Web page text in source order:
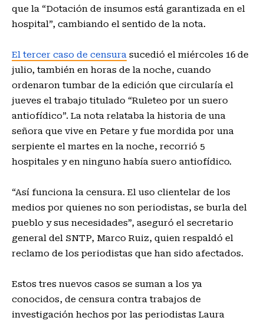
que la “Dotación de insumos está garantizada en el
hospital”, cambiando el sentido de la nota.
El tercer caso de censura sucedió el miércoles 16 de
julio, también en horas de la noche, cuando
ordenaron tumbar de la edición que circularía el
jueves el trabajo titulado “Ruleteo por un suero
antiofídico”. La nota relataba la historia de una
señora que vive en Petare y fue mordida por una
serpiente el martes en la noche, recorrió 5
hospitales y en ninguno había suero antiofídico.
“Así funciona la censura. El uso clientelar de los
medios por quienes no son periodistas, se burla del
pueblo y sus necesidades”, aseguró el secretario
general del SNTP, Marco Ruiz, quien respaldó el
reclamo de los periodistas que han sido afectados.
Estos tres nuevos casos se suman a los ya
conocidos, de censura contra trabajos de
investigación hechos por las periodistas Laura